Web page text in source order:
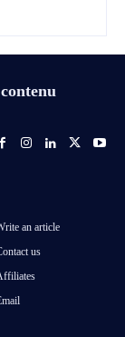
an article
us